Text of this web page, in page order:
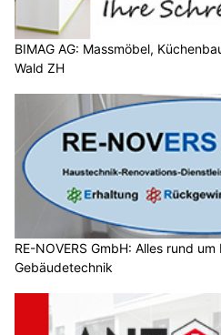
BIMAG AG: Massmöbel,
Wald ZH
RE-NOVERS GmbH: Alles rund
Gebäudetechnik